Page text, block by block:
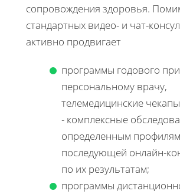
сопровождения здоровья.
стандартных видео- и чат-
активно продвигает
программы годового
персональному врачу,
телемедицинские чекапы
- комплексные
определенным
последующей онлайн-
по их результатам;
программы